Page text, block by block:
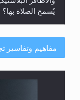
يُسمح الصلاة بها؟
مفاهيم وتفاسير